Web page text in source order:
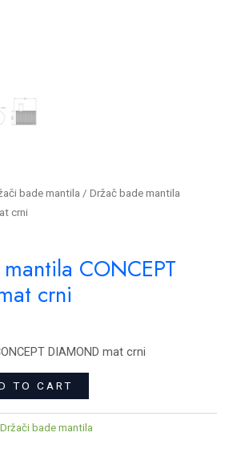
bade mantila / Držač bade mantila
crni
CONCEPT
crni
DIAMOND mat crni
TO CART
Držači bade mantila